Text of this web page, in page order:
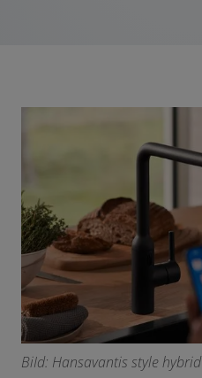
BiId: Hansavantis style hybrid